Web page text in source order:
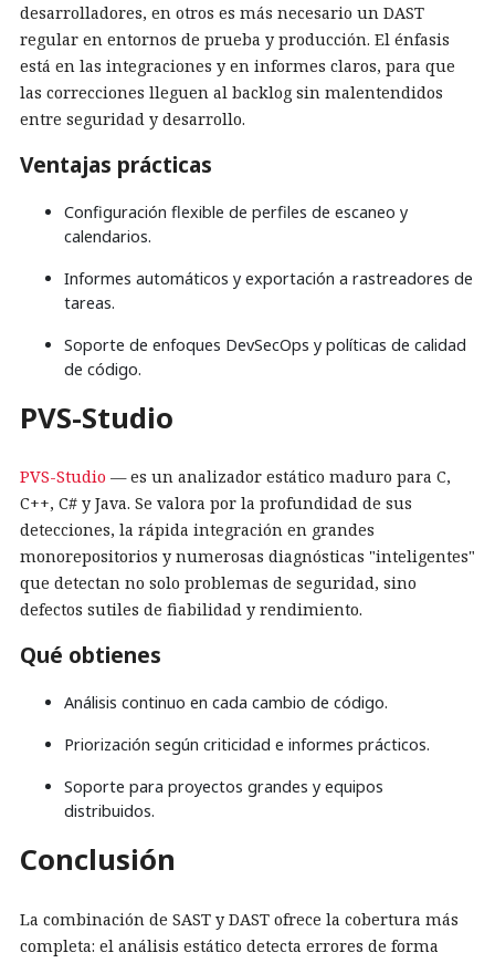
desarrolladores, en otros es más necesario un DAST
regular en entornos de prueba y producción. El énfasis
está en las integraciones y en informes claros, para que
las correcciones lleguen al backlog sin malentendidos
entre seguridad y desarrollo.
Ventajas prácticas
Configuración flexible de perfiles de escaneo y
calendarios.
Informes automáticos y exportación a rastreadores de
tareas.
Soporte de enfoques DevSecOps y políticas de calidad
de código.
PVS-Studio
PVS-Studio — es un analizador estático maduro para C,
C++, C# y Java. Se valora por la profundidad de sus
detecciones, la rápida integración en grandes
monorepositorios y numerosas diagnósticas "inteligentes"
que detectan no solo problemas de seguridad, sino
defectos sutiles de fiabilidad y rendimiento.
Qué obtienes
Análisis continuo en cada cambio de código.
Priorización según criticidad e informes prácticos.
Soporte para proyectos grandes y equipos
distribuidos.
Conclusión
La combinación de SAST y DAST ofrece la cobertura más
completa: el análisis estático detecta errores de forma